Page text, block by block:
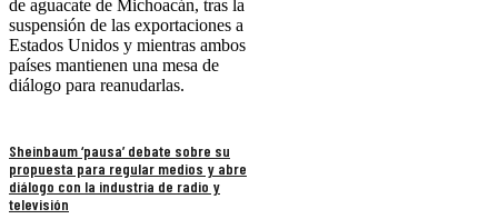
de aguacate de Michoacán, tras la
suspensión de las exportaciones a
Estados Unidos y mientras ambos
países mantienen una mesa de
diálogo para reanudarlas.
Sheinbaum ‘pausa’ debate sobre su
propuesta para regular medios y abre
diálogo con la industria de radio y
televisión